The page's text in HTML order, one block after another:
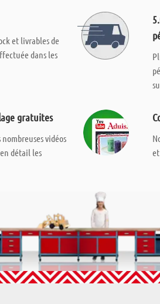
et livrables de
dans les
gratuites
vidéos
détail les